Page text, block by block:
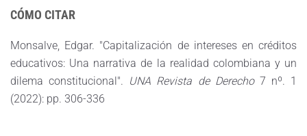
CÓMO CITAR
Monsalve, Edgar. "Capitalización de intereses en créditos
educativos: Una narrativa de la realidad colombiana y un
dilema constitucional". UNA Revista de Derecho 7 nº. 1
(2022): pp. 306-336